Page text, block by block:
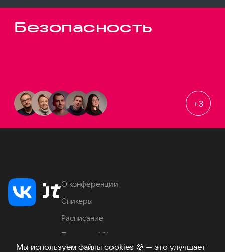
Мы используем файлы cookies 🍪 — это улучшает
Безопасность
+3
О конференции
Спикеры
Расписание
Продукты VK